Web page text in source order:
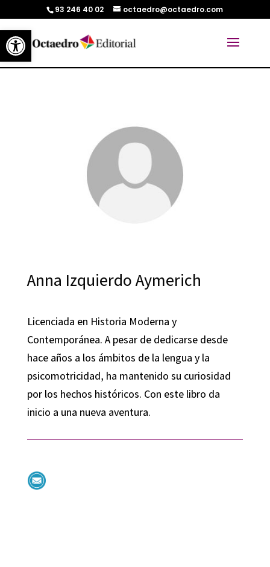
Abrir barra de herramientas
93 246 40 02 octaedro@octaedro.com
Anna Izquierdo Aymerich
Licenciada en Historia Moderna y
Contemporánea. A pesar de dedicarse desde
hace años a los ámbitos de la lengua y la
psicomotricidad, ha mantenido su curiosidad
por los hechos históricos. Con este libro da
inicio a una nueva aventura.